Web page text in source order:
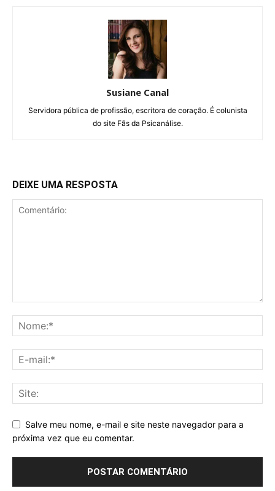
Susiane Canal
Servidora pública de profissão, escritora de coração. É colunista
do site Fãs da Psicanálise.
DEIXE UMA RESPOSTA
Salve meu nome, e-mail e site neste navegador para a
próxima vez que eu comentar.